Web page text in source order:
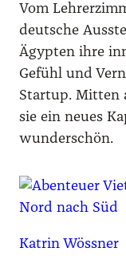
Vom
deutsche
Ägypten ihre
Gefühl und
Startup. Mitten
sie ein neues
wunderschön.
Katrin Wössner